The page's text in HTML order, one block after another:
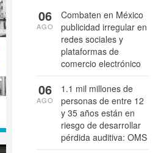
Combaten en México
publicidad irregular en
redes sociales y
plataformas de
comercio electrónico
06
AGO
1.1 mil millones de
personas de entre 12
y 35 años están en
riesgo de desarrollar
pérdida auditiva: OMS
06
AGO